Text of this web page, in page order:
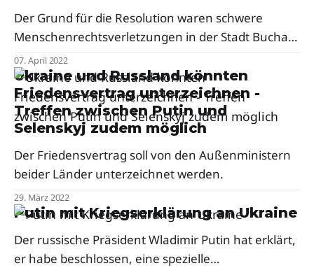
Der Grund für die Resolution waren schwere
Menschenrechtsverletzungen in der Stadt Bucha
in der Region Kyjiw.
07. April 2022
Ukraine und Russland könnten
Friedensvertrag unterzeichnen -
Treffen zwischen Putin und
Selenskyj zudem möglich
Der Friedensvertrag soll von den Außenministern
beider Länder unterzeichnet werden.
29. März 2022
Putin mit Kriegserklärung an Ukraine
Der russische Präsident Wladimir Putin hat erklärt,
er habe beschlossen, eine spezielle